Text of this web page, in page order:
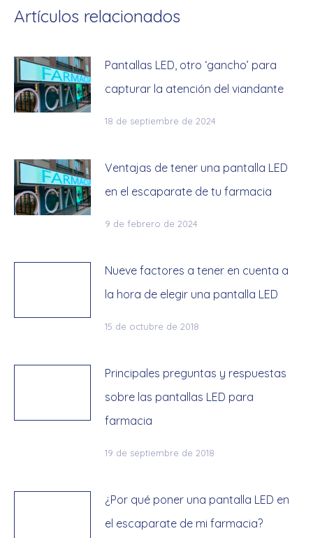
Artículos relacionados
Pantallas LED, otro ‘gancho’ para
capturar la atención del viandante
18 de septiembre de 2024
Ventajas de tener una pantalla LED
en el escaparate de tu farmacia
9 de febrero de 2024
Nueve factores a tener en cuenta a
la hora de elegir una pantalla LED
15 de octubre de 2018
Principales preguntas y respuestas
sobre las pantallas LED para
farmacia
19 de septiembre de 2018
¿Por qué poner una pantalla LED en
el escaparate de mi farmacia?